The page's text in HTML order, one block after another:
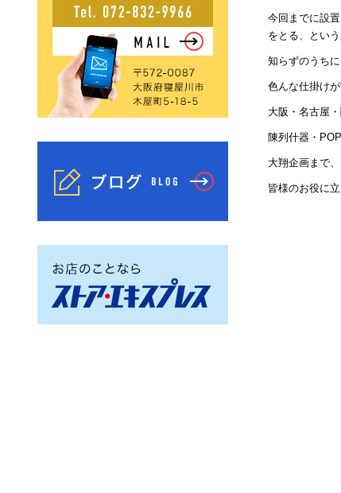
今回までに設
をとる、とい
知らずのうちに
色んな仕掛け
大阪・名古屋
陳列什器・
大翔企画まで
皆様のお役に